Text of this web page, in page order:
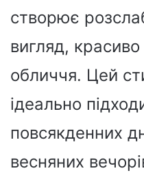
створює
вигляд,
обличчя. Цей
ідеально
повсякденних
весняних